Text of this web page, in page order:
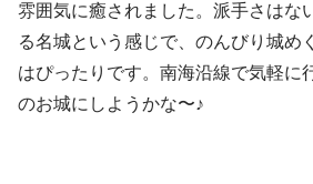
雰囲気に癒されました。派手さはな
る名城という感じで、のんびり城め
はぴったりです。南海沿線で気軽に
のお城にしようかな〜♪